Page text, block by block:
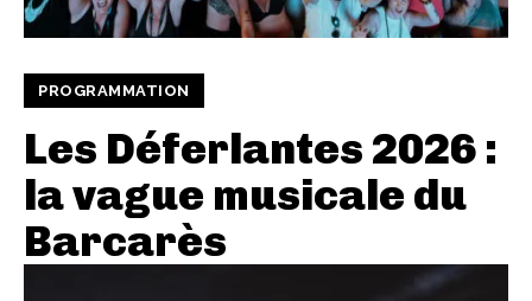
PROGRAMMATION
Les Déferlantes 2026 :
la vague musicale du
Barcarès